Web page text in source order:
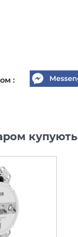
:
купують